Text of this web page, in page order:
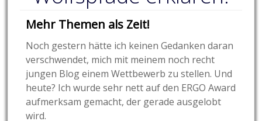
Mehr Themen als Zeit!
Noch gestern hätte ich keinen Gedanken daran
verschwendet, mich mit meinem noch recht
jungen Blog einem Wettbewerb zu stellen. Und
heute? Ich wurde sehr nett auf den ERGO Award
aufmerksam gemacht, der gerade ausgelobt
wird.